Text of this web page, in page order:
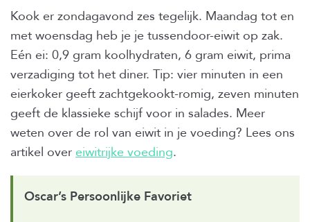
Kook er zondagavond zes tegelijk. Maandag tot en
met woensdag heb je je tussendoor-eiwit op zak.
Eén ei: 0,9 gram koolhydraten, 6 gram eiwit, prima
verzadiging tot het diner. Tip: vier minuten in een
eierkoker geeft zachtgekookt-romig, zeven minuten
geeft de klassieke schijf voor in salades. Meer
weten over de rol van eiwit in je voeding? Lees ons
artikel over eiwitrijke voeding.
Oscar’s Persoonlijke Favoriet